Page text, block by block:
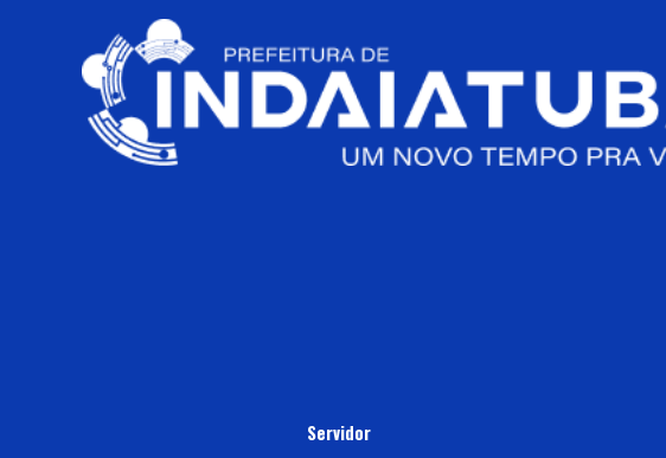
Servidor